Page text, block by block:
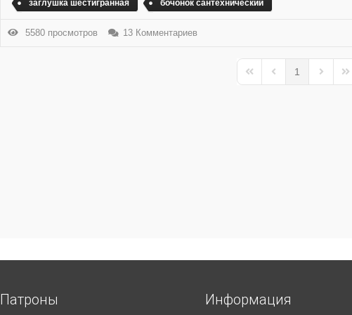
заглушка шестигранная
бочонок сантехнический
5580 просмотров 13 Комментариев
First PagePrevious Page
1
Next
Патроны Информация